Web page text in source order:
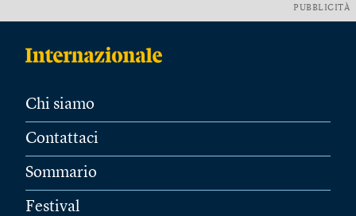
PUBBLICITÀ
Chi siamo
Contattaci
Sommario
Festival